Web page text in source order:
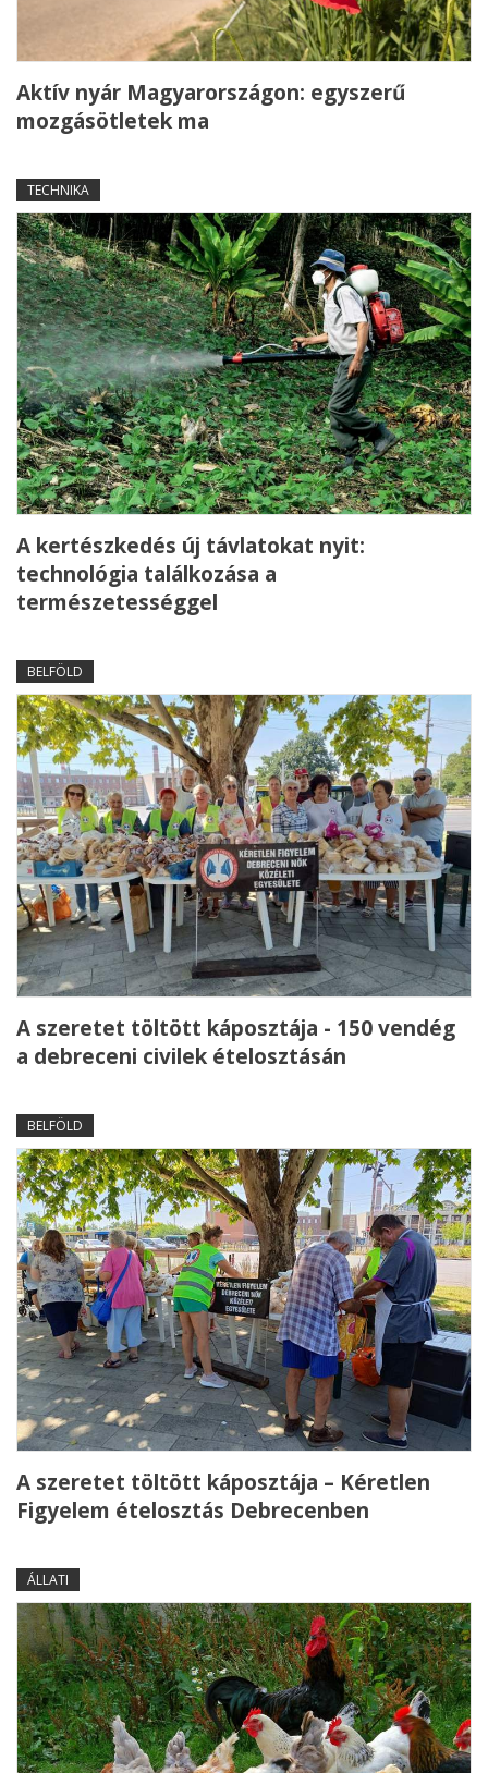
Aktív nyár Magyarországon: egyszerű
mozgásötletek ma
TECHNIKA
A kertészkedés új távlatokat nyit:
technológia találkozása a
természetességgel
BELFÖLD
A szeretet töltött káposztája - 150 vendég
a debreceni civilek ételosztásán
BELFÖLD
A szeretet töltött káposztája – Kéretlen
Figyelem ételosztás Debrecenben
ÁLLATI